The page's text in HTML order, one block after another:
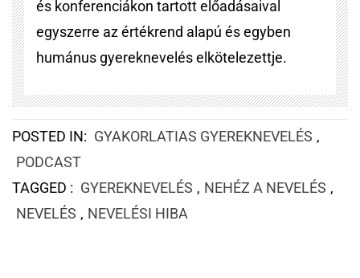
és konferenciákon tartott előadásaival
egyszerre az értékrend alapú és egyben
humánus gyereknevelés elkötelezettje.
POSTED IN: GYAKORLATIAS GYEREKNEVELÉS ,
PODCAST
TAGGED : GYEREKNEVELÉS , NEHÉZ A NEVELÉS ,
NEVELÉS , NEVELÉSI HIBA